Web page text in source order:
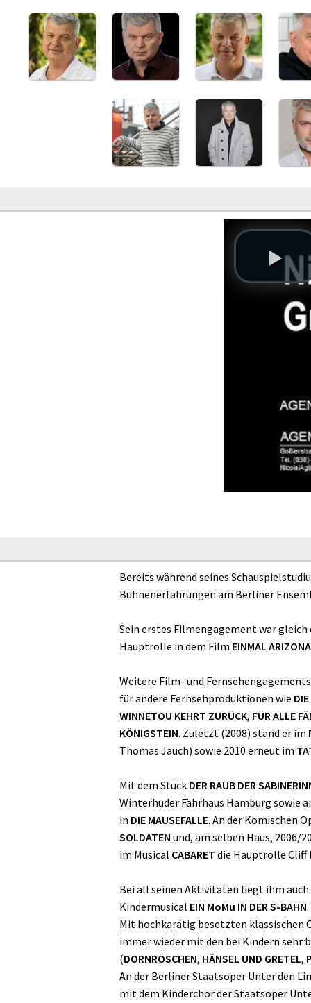
Bereits während seines
Bühnenerfahrungen am Berliner
Sein erstes Filmengagement war
Hauptrolle in dem Film EINMAL ARIZONA
Weitere Film- und
für andere Fernsehproduktionen wie
WINNETOU KEHRT ZURÜCK, FÜR ALLE
KÖNIGSTEIN. Zuletzt (2008) stand er im
Thomas Jauch) sowie 2010 erneut im
Mit dem Stück DER RAUB DER
Winterhuder Fährhaus Hamburg sowie
in DIE MAUSEFALLE. An der Komischen
SOLDATEN und, am selben Haus, 2006/
im Musical CABARET die Hauptrolle Cliff
Bei all seinen Aktivitäten liegt ihm
Kindermusical EIN MoMu IN DER S-BAHN.
Mit hochkarätig besetzten klassischen
immer wieder mit den bei Kindern sehr
(DORNRÖSCHEN, HÄNSEL UND GRETEL,
An der Berliner Staatsoper Unter den
mit dem Kinderchor der Staatsoper